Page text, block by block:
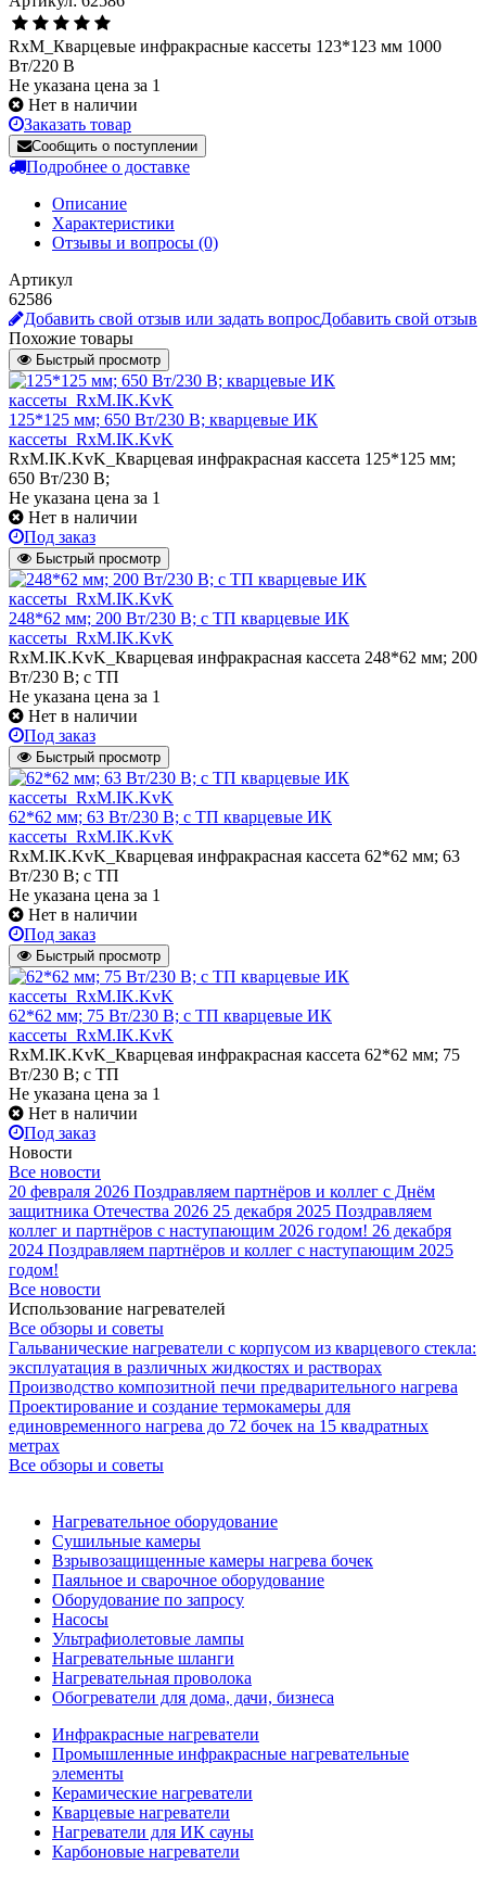
RxM_Кварцевые инфракрасные кассеты 123*123 мм 1000
Вт/220 В
Не указана цена за 1
Нет в наличии
Заказать товар
Сообщить о поступлении
Подробнее о доставке
Описание
Характеристики
Отзывы и вопросы (0)
Артикул
62586
Добавить свой отзыв или задать вопросДобавить свой отзыв
Похожие товары
Быстрый просмотр
125*125 мм; 650 Вт/230 В; кварцевые ИК
кассеты_RxM.IK.KvK
RxM.IK.KvK_Кварцевая инфракрасная кассета 125*125 мм;
650 Вт/230 В;
Не указана цена за 1
Нет в наличии
Под заказ
Быстрый просмотр
248*62 мм; 200 Вт/230 В; с ТП кварцевые ИК
кассеты_RxM.IK.KvK
RxM.IK.KvK_Кварцевая инфракрасная кассета 248*62 мм; 200
Вт/230 В; с ТП
Не указана цена за 1
Нет в наличии
Под заказ
Быстрый просмотр
62*62 мм; 63 Вт/230 В; с ТП кварцевые ИК
кассеты_RxM.IK.KvK
RxM.IK.KvK_Кварцевая инфракрасная кассета 62*62 мм; 63
Вт/230 В; с ТП
Не указана цена за 1
Нет в наличии
Под заказ
Быстрый просмотр
62*62 мм; 75 Вт/230 В; с ТП кварцевые ИК
кассеты_RxM.IK.KvK
RxM.IK.KvK_Кварцевая инфракрасная кассета 62*62 мм; 75
Вт/230 В; с ТП
Не указана цена за 1
Нет в наличии
Под заказ
Новости
Все новости
20 февраля 2026 Поздравляем партнёров и коллег с Днём
защитника Отечества 2026 25 декабря 2025 Поздравляем
коллег и партнёров с наступающим 2026 годом! 26 декабря
2024 Поздравляем партнёров и коллег с наступающим 2025
годом!
Все новости
Использование нагревателей
Все обзоры и советы
Гальванические нагреватели с корпусом из кварцевого стекла:
эксплуатация в различных жидкостях и растворах
Производство композитной печи предварительного нагрева
Проектирование и создание термокамеры для
единовременного нагрева до 72 бочек на 15 квадратных
метрах
Все обзоры и советы
Нагревательное оборудование
Сушильные камеры
Взрывозащищенные камеры нагрева бочек
Паяльное и сварочное оборудование
Оборудование по запросу
Насосы
Ультрафиолетовые лампы
Нагревательные шланги
Нагревательная проволока
Обогреватели для дома, дачи, бизнеса
Инфракрасные нагреватели
Промышленные инфракрасные нагревательные
элементы
Керамические нагреватели
Кварцевые нагреватели
Нагреватели для ИК сауны
Карбоновые нагреватели